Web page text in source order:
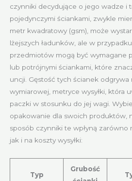
czynniki decydujące o jego wadze i
pojedynczymi ściankami, zwykle
metr kwadratowy (gsm), może
lżejszych ładunków, ale w
przedmiotów mogą być wymagane
lub potrójnymi ściankami, które
uncji. Gęstość tych ścianek
wymiarowej, metryce wysyłki, która
paczki w stosunku do jej wagi.
opakowanie dla swoich produktów,
sposób czynniki te wpłyną zarówno
jak i na koszty wysyłki:
Typ
Grubość